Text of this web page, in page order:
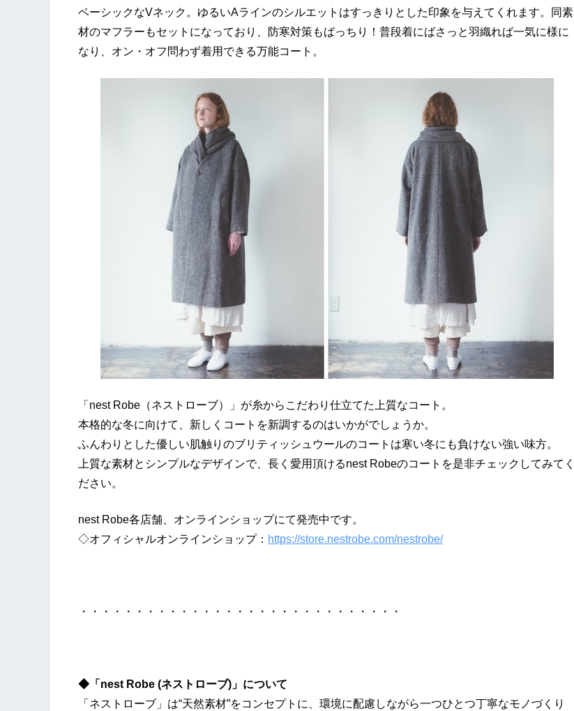
ベーシックなVネック。ゆるいAラインのシルエットはすっきりとした印象を与えてくれます。同素
材のマフラーもセットになっており、防寒対策もばっちり！普段着にばさっと羽織れば一気に様に
なり、オン・オフ問わず着用できる万能コート。
「nest Robe（ネストローブ）」が糸からこだわり仕立てた上質なコート。
本格的な冬に向けて、新しくコートを新調するのはいかがでしょうか。
ふんわりとした優しい肌触りのブリティッシュウールのコートは寒い冬にも負けない強い味方。
上質な素材とシンプルなデザインで、長く愛用頂けるnest Robeのコートを是非チェックしてみてく
ださい。
nest Robe各店舗、オンラインショップにて発売中です。
◇オフィシャルオンラインショップ： https://store.nestrobe.com/nestrobe/
・・・・・・・・・・・・・・・・・・・・・・・・・・・・・
◆「nest Robe (ネストローブ)」について
「ネストローブ」は“天然素材”をコンセプトに、環境に配慮しながら一つひとつ丁寧なモノづくり